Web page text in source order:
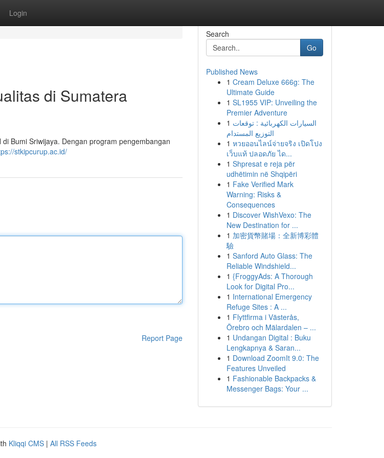
Login
di Sumatera
Bumi Sriwijaya. Dengan program pengembangan
stkipcurup.ac.id/
Report Page
Search
Go
Published News
1 Cream Deluxe 666g: The
Ultimate Guide
1 SL1955 VIP: Unveiling the
Premier Adventure
1 السيارات الكهربائية : توقعات
التوزيع المستدام
1 หวยออนไลน์จ่ายจริง เปิดโปง
เว็บแท้ ปลอดภัย ได...
1 Shpresat e reja për
udhëtimin në Shqipëri
1 Fake Verified Mark
Warning: Risks &
Consequences
1 Discover WishVexo: The
New Destination for ...
1 加密貨幣賭場：全新博彩體
驗
1 Sanford Auto Glass: The
Reliable Windshield...
1 {FroggyAds: A Thorough
Look for Digital Pro...
1 International Emergency
Refuge Sites : A ...
1 Flyttfirma i Västerås,
Örebro och Mälardalen – ...
1 Undangan Digital : Buku
Lengkapnya & Saran...
1 Download ZoomIt 9.0: The
Features Unveiled
1 Fashionable Backpacks &
Messenger Bags: Your ...
Kliqqi CMS | All RSS Feeds